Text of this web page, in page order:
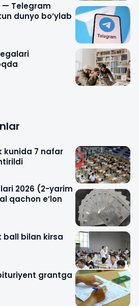
Telegram
dunyo bo’ylab
kunida 7 nafar
2026 (2-yarim
qachon e’lon
ball bilan kirsa
grantga